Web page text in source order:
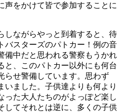
声をかけて皆で参加することに
しながらやっと到着すると、待
バスターズのパトカー！例の音
備中だと思われる警察もうかれ
と、このパトカー以外にも何台
らせ警備しています。思わず
いました。子供達よりも何より
った大人たちのがよっぽど楽し
してそれとは逆に、多くの子供